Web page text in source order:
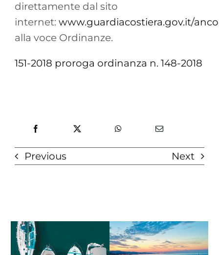
direttamente dal sito
internet: www.guardiacostiera.gov.it/
alla voce Ordinanze.
151-2018 proroga ordinanza n. 148-2018
Previous Next